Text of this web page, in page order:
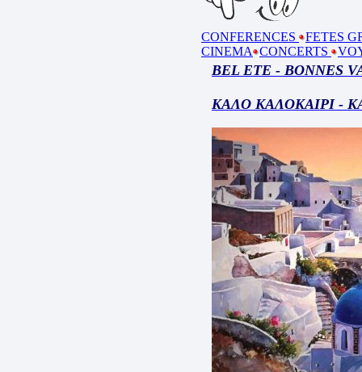
CONFERENCES
FETES
CINEMA CONCERTS
BEL ETE - BONNES
ΚΑΛΟ ΚΑΛΟΚΑΙΡΙ -